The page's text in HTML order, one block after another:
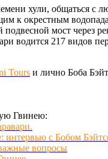
хули, общаться с
к окрестным
мост через
водится 217 видов
Tours и лично Боба
Гвинею:
с Бобом
вопросы